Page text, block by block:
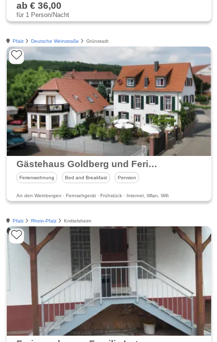
ab € 36,00
für 1 Person/Nacht
Pfalz Deutsche Weinstraße Grünstadt
Gästehaus Goldberg und Ferienwohnungen im Mohrhof
Ferienwohnung Bed and Breakfast Pension
An den Weinbergen · Fernsehgerät · Frühstück · Internet, Wlan, Wifi
Pfalz Rhein-Pfalz Knittelsheim